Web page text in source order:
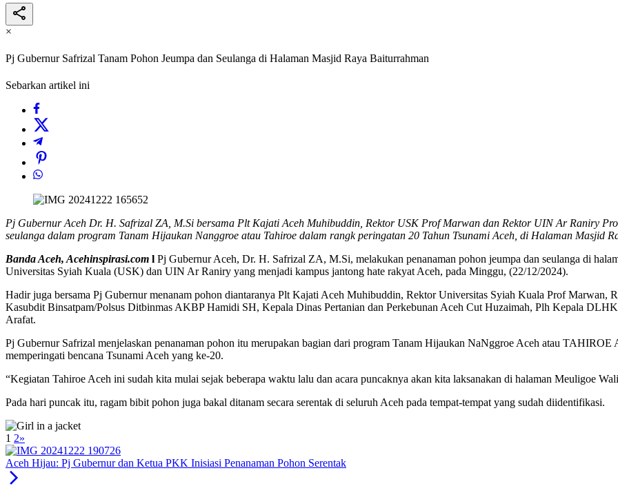
×
Pj Gubernur Safrizal Tanam Pohon Jeumpa dan Seulanga di Halaman Masjid Raya Baiturrahman
Sebarkan artikel ini
Pj Gubernur Aceh Dr. H. Safrizal ZA, M.Si bersama Plt Kajati Aceh Muhibuddin, Rektor USK Prof Marwan dan Rektor UIN Ar Raniry
seulanga dalam program Tanam Hijaukan Nanggroe atau Tahiroe dalam rangk peringatan 20 Tahun Tsunami Aceh, di Halaman Masjid
Banda Aceh, Acehinspirasi.com l Pj Gubernur Aceh, Dr. H. Safrizal ZA, M.Si, melakukan penanaman pohon jeumpa dan seulanga di
Universitas Syiah Kuala (USK) dan UIN Ar Raniry yang menjadi kampus jantong hate rakyat Aceh, pada Minggu, (22/12/2024).
Hadir juga bersama Pj Gubernur menanam pohon diantaranya Plt Kajati Aceh Muhibuddin, Rektor Universitas Syiah Kuala Prof
Kasubdit Binsatpam/Polsus Ditbinmas AKBP Hamidi SH, Kepala Dinas Pertanian dan Perkebunan Aceh Cut Huzaimah, Plh Kepala
Arafat.
Pj Gubernur Safrizal menjelaskan penanaman pohon itu merupakan bagian dari program Tanam Hijaukan NaNggroe Aceh atau
memperingati bencana Tsunami Aceh yang ke-20.
“Kegiatan Tahiroe Aceh ini sudah kita mulai sejak beberapa waktu lalu dan acara puncaknya akan kita laksanakan di halaman Meuligoe
Pada hari puncak itu, ragam bibit pohon juga bakal ditanam secara serentak di seluruh Aceh pada tempat-tempat yang sudah diidentifikasi.
1 2»
Aceh Hijau: Pj Gubernur dan Ketua PKK Inisiasi Penanaman Pohon Serentak